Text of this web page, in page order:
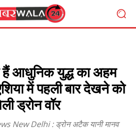
आधुनिक युद्ध का अहम
में पहली बार देखने को
ड्रोन वॉर
New Delhi : ड्रोन अटैक यानी मानव